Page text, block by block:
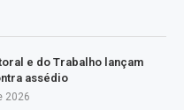
e do Trabalho lançam
assédio
2026